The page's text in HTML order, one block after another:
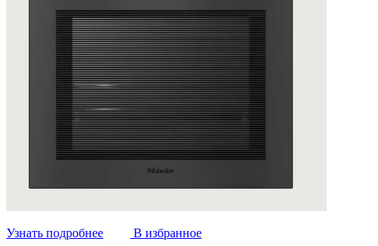
Узнать подробнее В избранное